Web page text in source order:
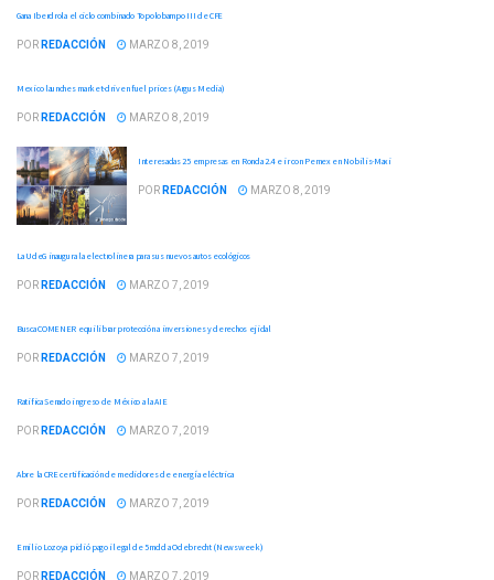
Gana Iberdrola el ciclo combinado Topolobampo III de CFE
POR REDACCIÓN MARZO 8, 2019
Mexico launches market-driven fuel prices (Argus Media)
POR REDACCIÓN MARZO 8, 2019
Interesadas 25 empresas en Ronda 2.4 e ir con Pemex en Nobilis-Maxi
POR REDACCIÓN MARZO 8, 2019
La UdeG inaugura la electrolinera para sus nuevos autos ecológicos
POR REDACCIÓN MARZO 7, 2019
Busca COMENER equilibrar protección a inversiones y derechos ejidal
POR REDACCIÓN MARZO 7, 2019
Ratifica Senado ingreso de México a la AIE
POR REDACCIÓN MARZO 7, 2019
Abre la CRE certificación de medidores de energía eléctrica
POR REDACCIÓN MARZO 7, 2019
Emilio Lozoya pidió pago ilegal de 5mdd a Odebrecht (Newsweek)
POR REDACCIÓN MARZO 7, 2019